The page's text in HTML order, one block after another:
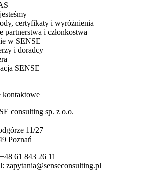
certyfikaty i wyróżnienia
partnerstwa i członkostwa
w SENSE
i doradcy
SENSE
kontaktowe
consulting sp. z o.o.
11/27
Poznań
+48 61 843 26 11
zapytania@senseconsulting.pl